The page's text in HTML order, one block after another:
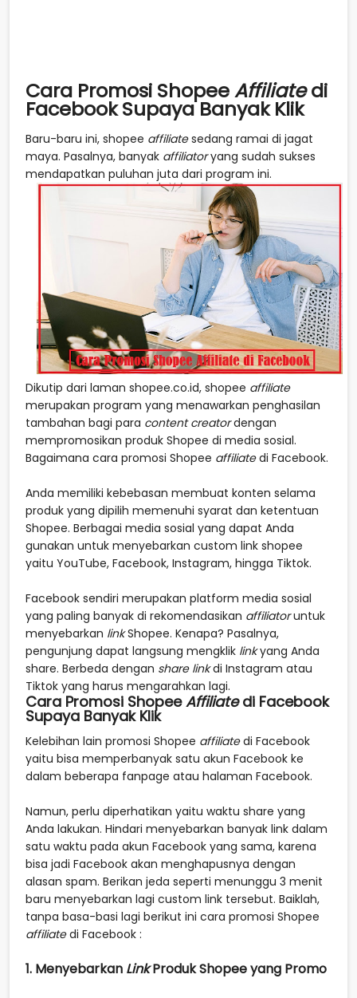
Cara Promosi ShopeeAffiliatedi
Facebook Supaya Banyak Klik
Baru-baru ini, shopee affiliatesedang ramai di jagat
maya. Pasalnya, banyak affiliatoryang sudah sukses
mendapatkan puluhan juta dari program ini.
Dikutip dari laman shopee.co.id, shopee affiliate
merupakan program yang menawarkan penghasilan
tambahan bagi para content creatordengan
mempromosikan produk Shopee di media sosial.
Bagaimana cara promosi Shopee affiliatedi Facebook.
Anda memiliki kebebasan membuat konten selama
produk yang dipilih memenuhi syarat dan ketentuan
Shopee. Berbagai media sosial yang dapat Anda
gunakan untuk menyebarkan custom link shopee
yaitu YouTube, Facebook, Instagram, hingga Tiktok.
Facebook sendiri merupakan platform media sosial
yang paling banyak di rekomendasikan affiliatoruntuk
menyebarkan linkShopee. Kenapa? Pasalnya,
pengunjung dapat langsung mengklik linkyang Anda
share. Berbeda dengan share linkdi Instagram atau
Tiktok yang harus mengarahkan lagi.
Cara Promosi ShopeeAffiliatedi Facebook
Supaya Banyak Klik
Kelebihan lain promosi Shopee affiliatedi Facebook
yaitu bisa memperbanyak satu akun Facebook ke
dalam beberapa fanpage atau halaman Facebook.
Namun, perlu diperhatikan yaitu waktu share yang
Anda lakukan. Hindari menyebarkan banyak link dalam
satu waktu pada akun Facebook yang sama, karena
bisa jadi Facebook akan menghapusnya dengan
alasan spam. Berikan jeda seperti menunggu 3 menit
baru menyebarkan lagi custom link tersebut. Baiklah,
tanpa basa-basi lagi berikut ini cara promosi Shopee
affiliatedi Facebook :
1. Menyebarkan LinkProduk Shopee yang Promo